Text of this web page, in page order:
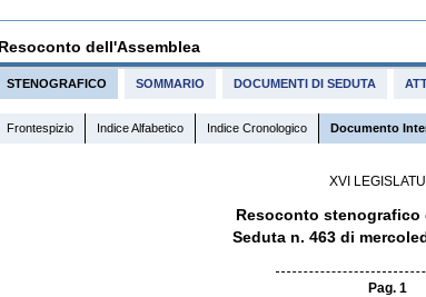
Resoconto dell'Assemblea
STENOGRAFICO SOMMARIO DOCUMENTI DI SEDUTA
Frontespizio Indice Alfabetico Indice Cronologico Documento
XVI
Resoconto stenografico
Seduta n. 463 di
Pag. 1